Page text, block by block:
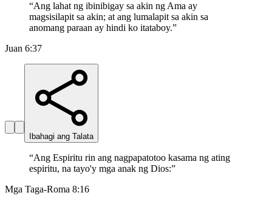
“Ang lahat ng ibinibigay sa akin ng Ama ay
magsisilapit sa akin; at ang lumalapit sa akin sa
anomang paraan ay hindi ko itataboy.”
Juan 6:37
Ibahagi ang Talata
“Ang Espiritu rin ang nagpapatotoo kasama ng ating
espiritu, na tayo'y mga anak ng Dios:”
Mga Taga-Roma 8:16